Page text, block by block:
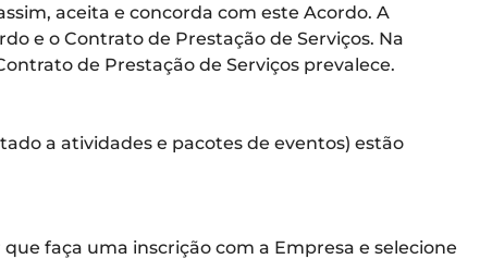
aceita e concorda com este Acordo. A
e o Contrato de Prestação de Serviços. Na
de Prestação de Serviços prevalece.
a atividades e pacotes de eventos) estão
faça uma inscrição com a Empresa e selecione